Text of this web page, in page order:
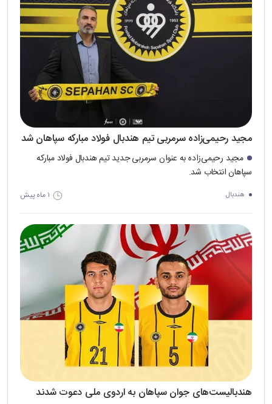
مجید رحیمی‌زاده سرمربی تیم هندبال فولاد مبارکه سپاهان شد
مجید رحیمی‌زاده به عنوان سرمربی جدید تیم هندبال فولاد مبارکه
سپاهان انتخاب شد.
هندبال ۱ ماه پیش
هندبالیست‌‌های جوان سپاهان به اردوی ملی دعوت شدند